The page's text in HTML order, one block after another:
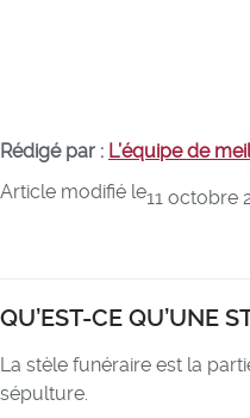
Rédigé par : L’équipe de
Article modifié le11 octobre
QU’EST-CE QU’UNE
La stèle funéraire est la
sépulture.